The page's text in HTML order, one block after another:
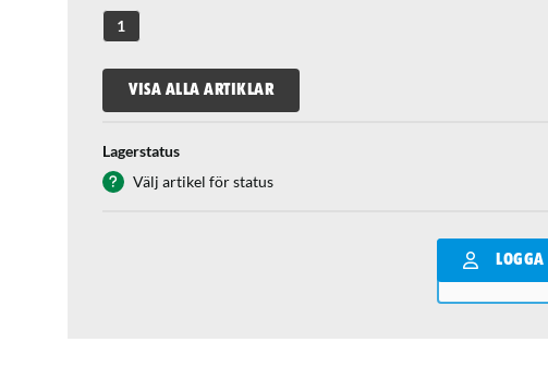
1
VISA ALLA ARTIKLAR
Lagerstatus
Välj artikel för status
Qantity